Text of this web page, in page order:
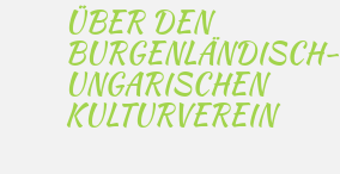
AKTIVITÄTEN
VERANSTALTUNGEN
ALBUM
KONTAKT
ÜBER DEN
BURGENLÄNDISCH-
UNGARISCHEN
KULTURVEREIN